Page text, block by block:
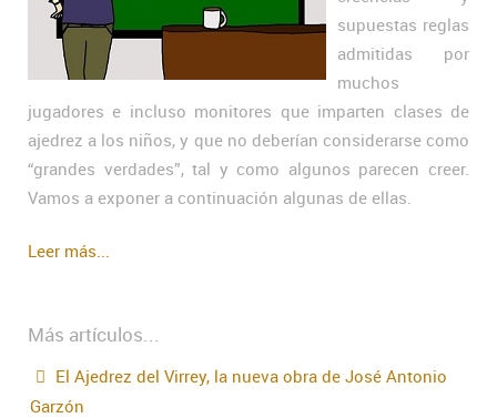
supuestas reglas
admitidas por
muchos
jugadores e incluso monitores que imparten clases de
ajedrez a los niños, y que no deberían considerarse como
“grandes verdades”, tal y como algunos parecen creer.
Vamos a exponer a continuación algunas de ellas.
Leer más...
Más artículos...
El Ajedrez del Virrey, la nueva obra de José Antonio
Garzón